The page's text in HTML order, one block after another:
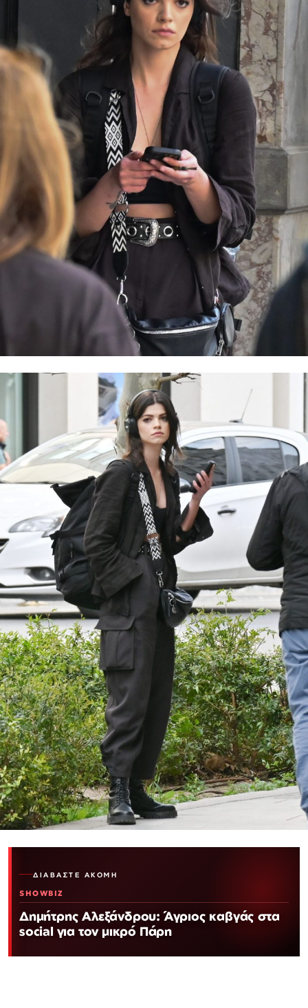
ΔΙΑΒΆΣΤΕ ΑΚΌΜΗ
SHOWBIZ
Δημήτρης Αλεξάνδρου: Άγριος καβγάς στα
social για τον μικρό Πάρη